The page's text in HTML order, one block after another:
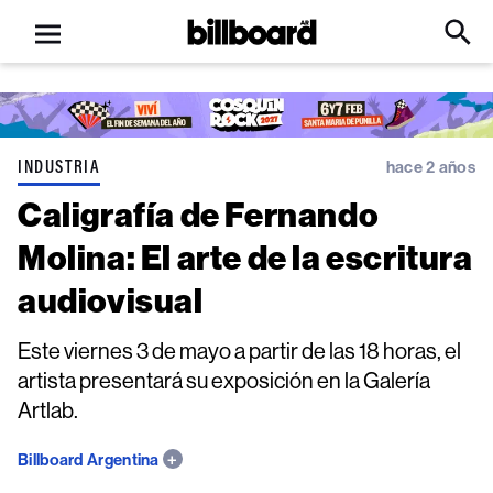
Open
menu
Billboard
Click
Input
INDUSTRIA hace 2 años
Caligrafía de Fernando
Molina: El arte de la escritura
audiovisual
Este viernes 3 de mayo a partir de las 18 horas, el
artista presentará su exposición en la Galería
Artlab.
Billboard Argentina